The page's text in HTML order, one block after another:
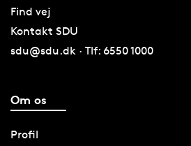
Find vej
Kontakt SDU
sdu@sdu.dk · Tlf: 6550 1000
Om os
Profil